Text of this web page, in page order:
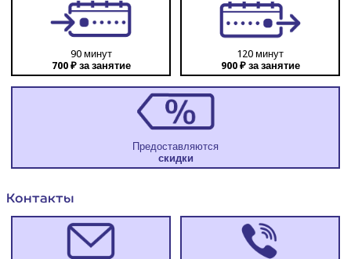
90 минут
700 ₽ за занятие
120 минут
900 ₽ за занятие
Предоставляются
скид­ки
Кон­так­ты